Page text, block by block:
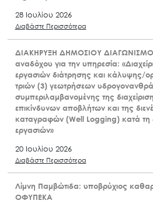
28 Ιουλίου 2026
Διαβάστε Περισσότερα
ΔΙΑΚΗΡΥΞΗ ΔΗΜΟΣΙΟΥ ΔΙΑΓΩΝΙΣΜΟΥ
αναδόχου για την υπηρεσία:
εργασιών διάτρησης και κάλυψης/
τριών (3) γεωτρήσεων
συμπεριλαμβανομένης της
επικίνδυνων αποβλήτων και της
καταγραφών (Well Logging) κατά τη
εργασιών»
20 Ιουλίου 2026
Διαβάστε Περισσότερα
Λίμνη Παμβώτιδα: υποβρύχιος
ΟΦΥΠΕΚΑ